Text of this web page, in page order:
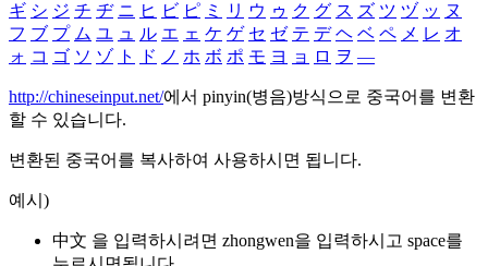
ギ シ ジ チ ヂ ニ ヒ ビ ピ ミ リ ウ ゥ ク グ ス ズ ツ ヅ ッ ヌ
フ ブ プ ム ユ ュ ル エ ェ ケ ゲ セ ゼ テ デ ヘ ベ ペ メ レ オ
ォ コ ゴ ソ ゾ ト ド ノ ホ ボ ポ モ ヨ ョ ロ ヲ ―
http://chineseinput.net/에서 pinyin(병음)방식으로 중국어를 변환
할 수 있습니다.
변환된 중국어를 복사하여 사용하시면 됩니다.
예시)
中文 을 입력하시려면 zhongwen을 입력하시고 space를